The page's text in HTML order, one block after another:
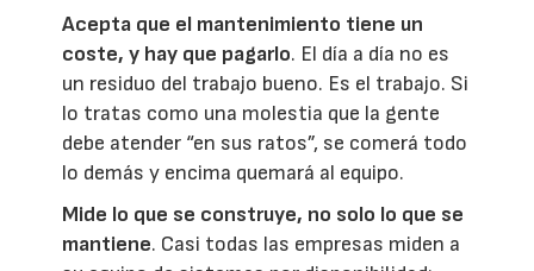
Acepta que el mantenimiento tiene un
coste, y hay que pagarlo. El día a día no es
un residuo del trabajo bueno. Es el trabajo. Si
lo tratas como una molestia que la gente
debe atender “en sus ratos”, se comerá todo
lo demás y encima quemará al equipo.
Mide lo que se construye, no solo lo que se
mantiene. Casi todas las empresas miden a